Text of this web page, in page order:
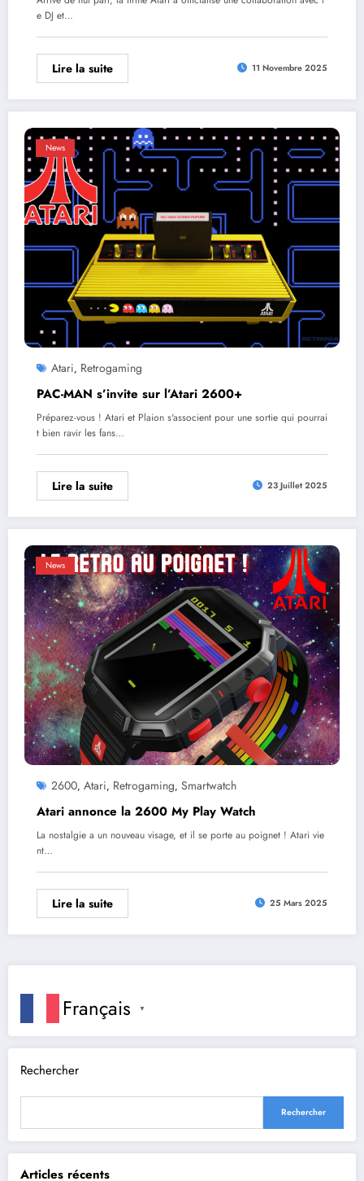
e DJ et…
Lire la suite 11 Novembre 2025
News
Atari, Retrogaming
PAC-MAN s’invite sur l’Atari 2600+
Préparez-vous ! Atari et Plaion s'associent pour une sortie qui pourrai
t bien ravir les fans…
Lire la suite 23 Juillet 2025
News
2600, Atari, Retrogaming, Smartwatch
Atari annonce la 2600 My Play Watch
La nostalgie a un nouveau visage, et il se porte au poignet ! Atari vie
nt…
Lire la suite 25 Mars 2025
Français ▼
Rechercher
Rechercher
Articles récents